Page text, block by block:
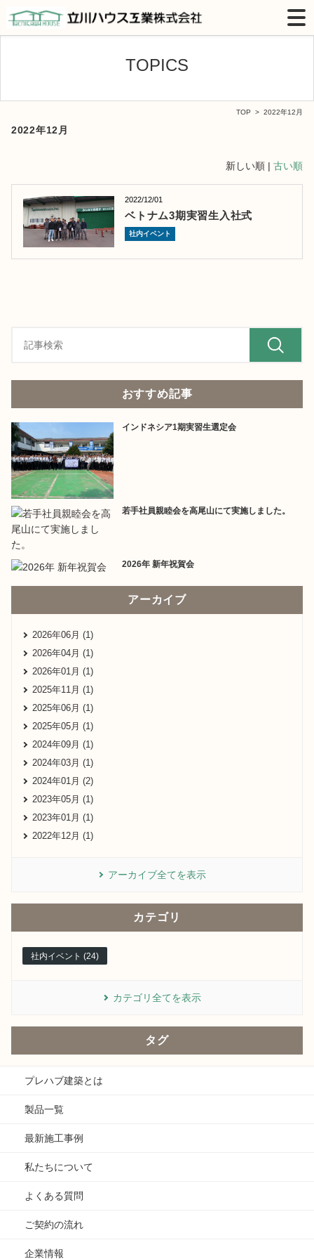
TOPICS
TOP > 2022年12月
2022年12月
新しい順 | 古い順
2022/12/01
ベトナム3期実習生入社式
社内イベント
おすすめ記事
インドネシア1期実習生選定会
若手社員親睦会を高尾山にて実施しました。
2026年 新年祝賀会
アーカイブ
2026年06月 (1)
2026年04月 (1)
2026年01月 (1)
2025年11月 (1)
2025年06月 (1)
2025年05月 (1)
2024年09月 (1)
2024年03月 (1)
2024年01月 (2)
2023年05月 (1)
2023年01月 (1)
2022年12月 (1)
アーカイブ全てを表示
カテゴリ
社内イベント (24)
カテゴリ全てを表示
タグ
プレハブ建築とは
製品一覧
最新施工事例
私たちについて
よくある質問
ご契約の流れ
企業情報